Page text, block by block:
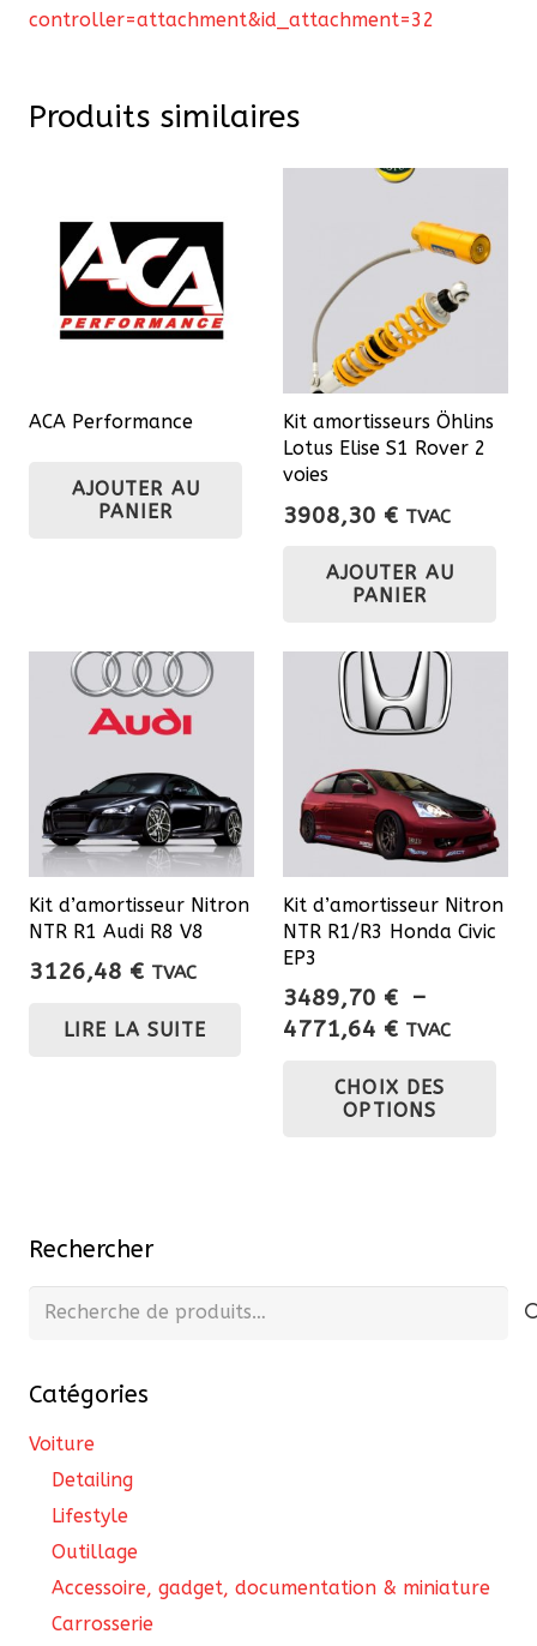
controller=attachment&id_attachment=32
Produits similaires
ACA Performance
AJOUTER AU
PANIER
Kit amortisseurs Öhlins
Lotus Elise S1 Rover 2
voies
3908,30 € TVAC
AJOUTER AU
PANIER
Kit d’amortisseur Nitron
NTR R1 Audi R8 V8
3126,48 € TVAC
LIRE LA SUITE
Kit d’amortisseur Nitron
NTR R1/R3 Honda Civic
EP3
3489,70 € –
4771,64 €Plage
prix :
3489,70 €
TVAC
CHOIX DES
OPTIONS
Rechercher
Recherche
Catégories
Voiture
Detailing
Lifestyle
Outillage
Accessoire, gadget, documentation & miniature
Carrosserie